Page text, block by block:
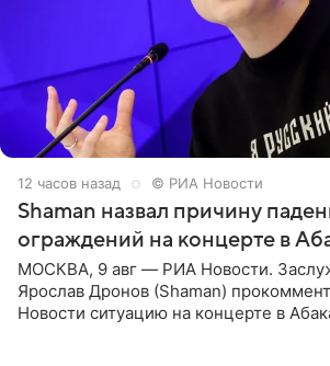
12 часов назад © РИА Новости
Shaman назвал причину
ограждений на концерте в
МОСКВА, 9 авг — РИА Новости.
Ярослав Дронов (Shaman)
Новости ситуацию на концерте в